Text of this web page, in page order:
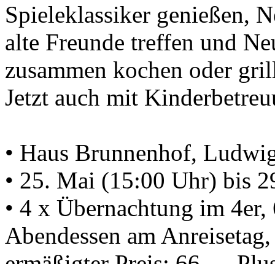
Spieleklassiker genießen,
alte Freunde treffen und
zusammen kochen oder
Jetzt auch mit
• Haus Brunnenhof,
• 25. Mai (15:00 Uhr) bis
• 4 x Übernachtung im
Abendessen am